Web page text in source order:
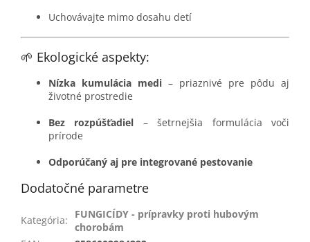
Uchovávajte mimo dosahu detí
🌱 Ekologické aspekty:
Nízka kumulácia medi – priaznivé pre pôdu aj
životné prostredie
Bez rozpúšťadiel – šetrnejšia formulácia voči
prírode
Odporúčaný aj pre integrované pestovanie
Dodatočné parametre
Kategória:
FUNGICÍDY - prípravky proti hubovým
chorobám